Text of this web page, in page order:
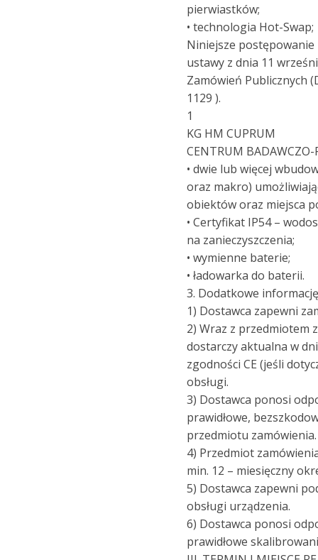
pierwiastków;
• technologia Hot-Swap;
Niniejsze
ustawy z dnia 11
Zamówień Publicznych
1129 ).
1
KG HM CUPRUM
CENTRUM BADAWCZO-
• dwie lub więcej
oraz makro)
obiektów oraz miejsca
• Certyfikat IP54 –
na zanieczyszczenia;
• wymienne baterie;
• ładowarka do baterii.
3. Dodatkowe
1) Dostawca zapewni
2) Wraz z przedmiotem
dostarczy aktualna w
zgodności CE (jeśli
obsługi.
3) Dostawca ponosi
prawidłowe,
przedmiotu zamówienia.
4) Przedmiot
min. 12 – miesięczny
5) Dostawca zapewni
obsługi urządzenia.
6) Dostawca ponosi
prawidłowe